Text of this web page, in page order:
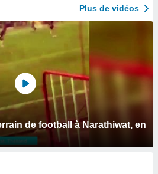
Plus de vidéos
de football à Narathiwat, en